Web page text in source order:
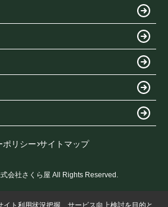
ポリシー サイトマップ
会社さくら屋 All Rights Reserved.
ト利用状況把握、サービス向上検討を目的と